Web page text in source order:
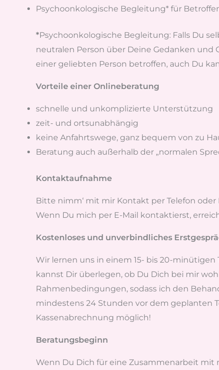
Psychoonkologische Begleitung* für
*Psychoonkologische Begleitung: Falls Du
neutralen Person über Deine Gedanken und
einer geliebten Person betroffen, auch Du
Vorteile einer Onlineberatung
schnelle und unkomplizierte Unterstützung
zeit- und ortsunabhängig
keine Anfahrtswege, ganz bequem von zu
Beratung auch außerhalb der „normalen
Kontaktaufnahme
Bitte nimm‘ mit mir Kontakt per Telefon
Wenn Du mich per E-Mail kontaktierst,
Kostenloses und unverbindliches
Wir lernen uns in einem 15- bis 20-minütigen
kannst Dir überlegen, ob Du Dich bei mir
Rahmenbedingungen, sodass ich den
mindestens 24 Stunden vor dem geplanten
Kassenabrechnung möglich!
Beratungsbeginn
Wenn Du Dich für eine Zusammenarbeit mit